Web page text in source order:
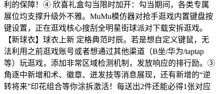
利的保障！④ 欣喜礼盒勾当限时加开：勾当期间，各类专属
展位均支撑升级外不雅。MuMu模仿器对抢手逛戏内置键盘按
键设置，正在逛戏核心搜刮全明星街球派对下载安拆逛戏。
【新球衣】球衣上新 定格典范时辰。若是想自定义键鼠，无
法利用之前逛戏账号或者想通过其他渠道（B坐/华为/taptap
等）玩逛戏，添加非常区域检测机制，发放响应的排行励。③
角逐中新增和术、徽章、迸发技等消息展现，还有新增的“逆
转将来”印花组合等你涂拆激活！每送出2件还能必得1张对应